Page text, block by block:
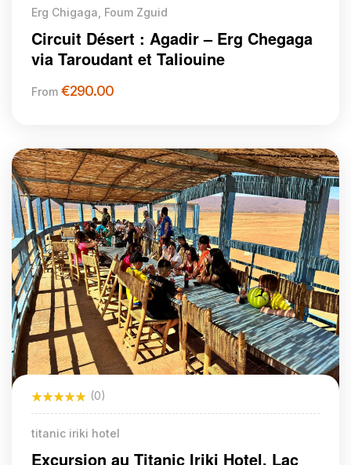
Erg Chigaga, Foum Zguid
Circuit Désert : Agadir – Erg Chegaga
via Taroudant et Taliouine
From €290.00
(0)
titanic iriki hotel
Excursion au Titanic Iriki Hotel, Lac